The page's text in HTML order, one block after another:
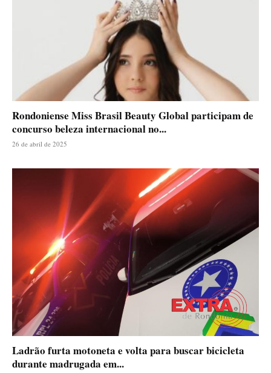
Rondoniense Miss Brasil Beauty Global participam de
concurso beleza internacional no...
26 de abril de 2025
Ladrão furta motoneta e volta para buscar bicicleta
durante madrugada em...